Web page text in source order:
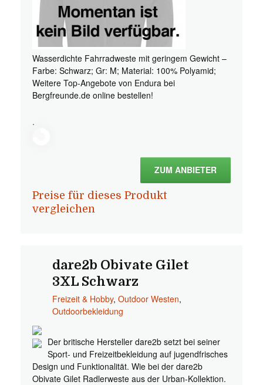
Wasserdichte Fahrradweste mit geringem Gewicht –
Farbe: Schwarz; Gr: M; Material: 100% Polyamid;
Weitere Top-Angebote von Endura bei
Bergfreunde.de online bestellen!
.
ZUM ANBIETER
Preise für dieses Produkt
vergleichen
dare2b Obivate Gilet
3XL Schwarz
Freizeit & Hobby, Outdoor Westen,
Outdoorbekleidung
Der britische Hersteller dare2b setzt bei seiner
Sport- und Freizeitbekleidung auf jugendfrisches
Design und Funktionalität. Wie bei der dare2b
Obivate Gilet Radlerweste aus der Urban-Kollektion.